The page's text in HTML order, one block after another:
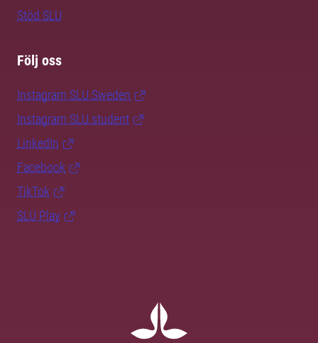
Stöd SLU
Följ oss
Instagram SLU.Sweden
Instagram SLU.student
LinkedIn
Facebook
TikTok
SLU Play